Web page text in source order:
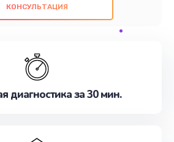
Наша цель - предоставить
Не медлите записаться на
КОНСУЛЬТАЦИЯ
диагностика за 30 мин.